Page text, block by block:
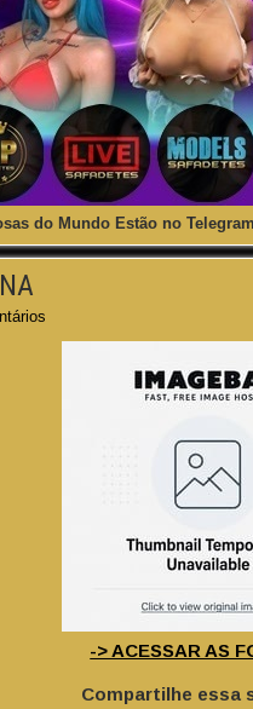
do Mundo Estão no
-> ACESSAR AS
Compartilhe essa